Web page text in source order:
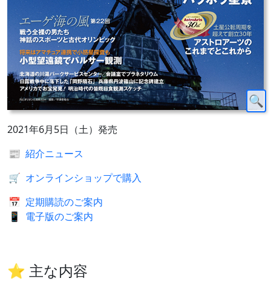
2021年6月5日（土）発売
📰 紹介ニュース
🛒 オンラインショップで購入
📅 定期購読のご案内
📱
電子版のご案内
⭐ 主な内容